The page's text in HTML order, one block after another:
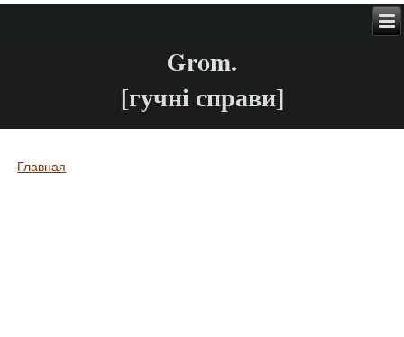
Grom.
[гучні справи]
Вы здесь
Главная